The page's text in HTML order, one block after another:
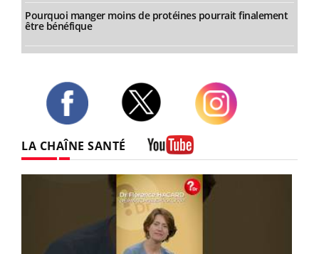
Pourquoi manger moins de protéines pourrait finalement
être bénéfique
LA CHAÎNE SANTÉ